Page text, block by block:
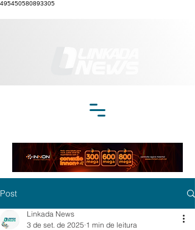
495450580893305
Post
Linkada News
3 de set. de 2025 1 min de leitura